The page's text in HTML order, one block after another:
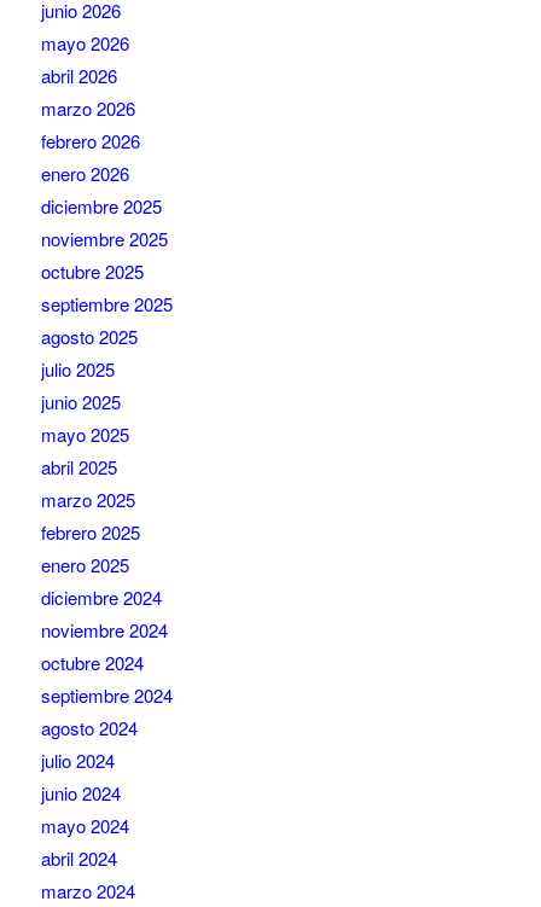
junio 2026
mayo 2026
abril 2026
marzo 2026
febrero 2026
enero 2026
diciembre 2025
noviembre 2025
octubre 2025
septiembre 2025
agosto 2025
julio 2025
junio 2025
mayo 2025
abril 2025
marzo 2025
febrero 2025
enero 2025
diciembre 2024
noviembre 2024
octubre 2024
septiembre 2024
agosto 2024
julio 2024
junio 2024
mayo 2024
abril 2024
marzo 2024